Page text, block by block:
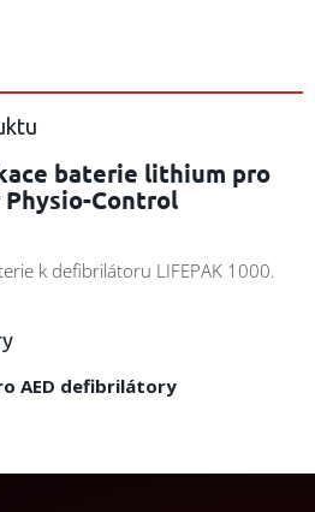
baterie lithium pro
Control
k defibrilátoru LIFEPAK 1000.
AED defibrilátory